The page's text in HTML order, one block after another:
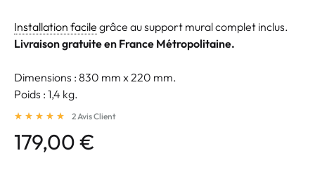
Installation facile grâce au support mural complet inclus.
Livraison gratuite en France Métropolitaine.
Dimensions : 830 mm x 220 mm.
Poids : 1,4 kg.
2 Avis Client
179,00€